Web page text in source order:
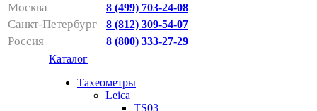
Москва 8 (499) 703-24-08
Санкт-Петербург 8 (812) 309-54-07
Россия 8 (800) 333-27-29
Каталог
Тахеометры
Leica
TS03